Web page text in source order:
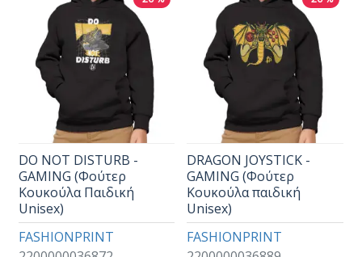
FASHIONPRINT
DO NOT DISTURB -
GAMING (Φούτερ
Κουκούλα Παιδική
Unisex)
FASHIONPRINT
DRAGON JOYSTICK -
GAMING (Φούτερ
Κουκούλα παιδική
Unisex)